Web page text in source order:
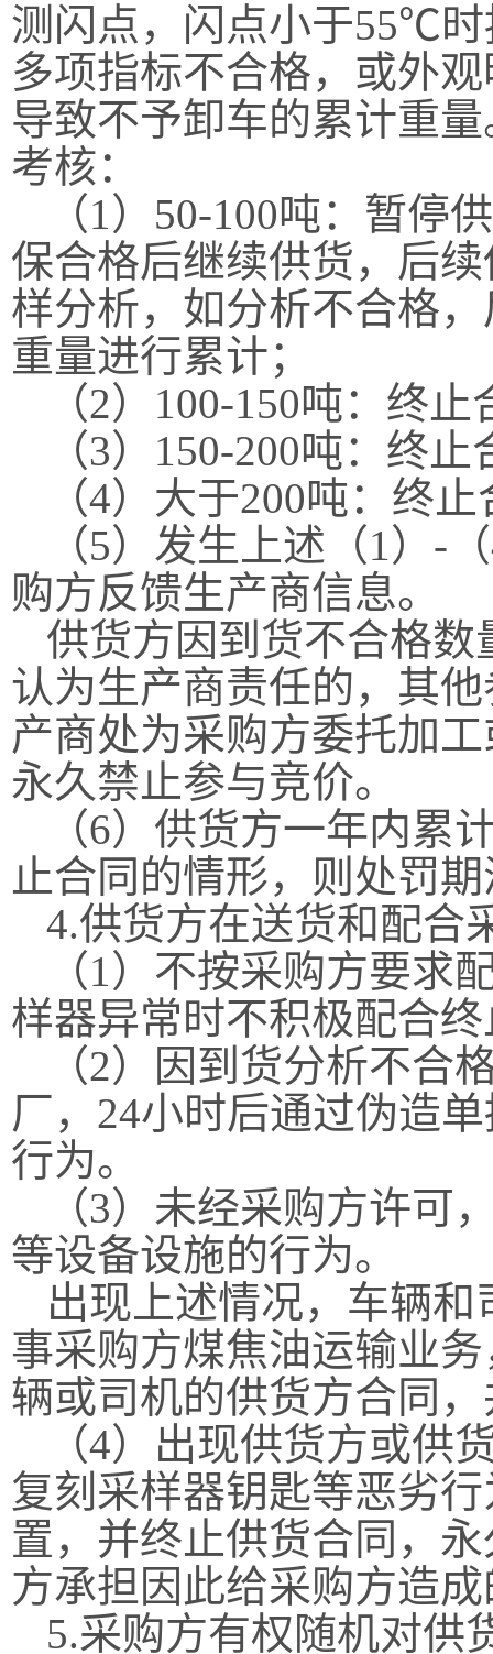
测闪点，闪点小于55℃时
多项指标不合格，或外
导致不予卸车的累计重
考核：
（1）50-100吨： 暂停
保合格后继续供货， 后
样分析，如分析不合格
重量进行累计；
（2） 100-150吨： 终止
（3） 150-200吨： 终止
（4）大于200吨： 终止
（5） 发生 上述（1）-
购方反馈生产商信息。
供货方因到货不合格数
认为生产商责任的， 其
产商处为采购方委托加
永久禁止参与竞价。
（6） 供货方一年内累
止合同的情形，则处罚
4.供货方在送货和配合
（1）不按采购方要求
样器异常时不积极配合
（2）因到货分析不合
厂，24小时后通过伪造
行为。
（3）未经采购方许可
等设备设施的行为。
出现上述情况，车辆
事采购方煤焦油运输业
辆或司机的供货方合同，
（4）出现供货方或供
复刻采样器钥匙等恶劣
置，并终止供货合同，
方承担因此给采购方造
5.采购方有权随机对供